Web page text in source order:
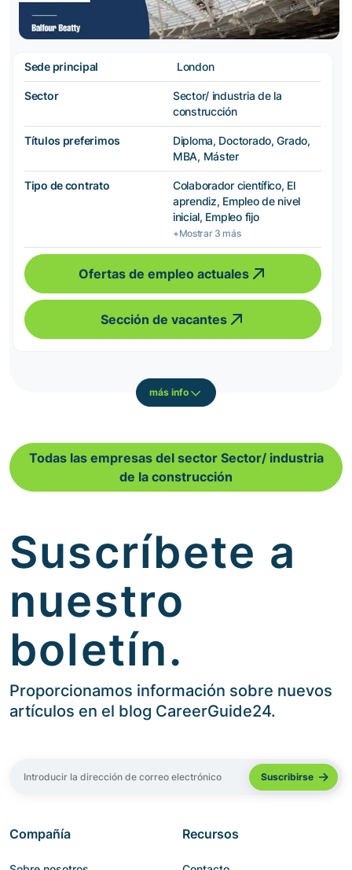
Sede principal London
Sector
Sector/ industria de la
construcción
Títulos preferimos
Diploma, Doctorado, Grado,
MBA, Máster
Tipo de contrato
Colaborador científico, El
aprendiz, Empleo de nivel
inicial, Empleo fijo
+Mostrar 3 más
Ofertas de empleo actuales
Sección de vacantes
más info
Todas las empresas del sector Sector/ industria
de la construcción
Suscríbete a
nuestro
boletín.
Proporcionamos información sobre nuevos
artículos en el blog CareerGuide24.
Compañía Recursos